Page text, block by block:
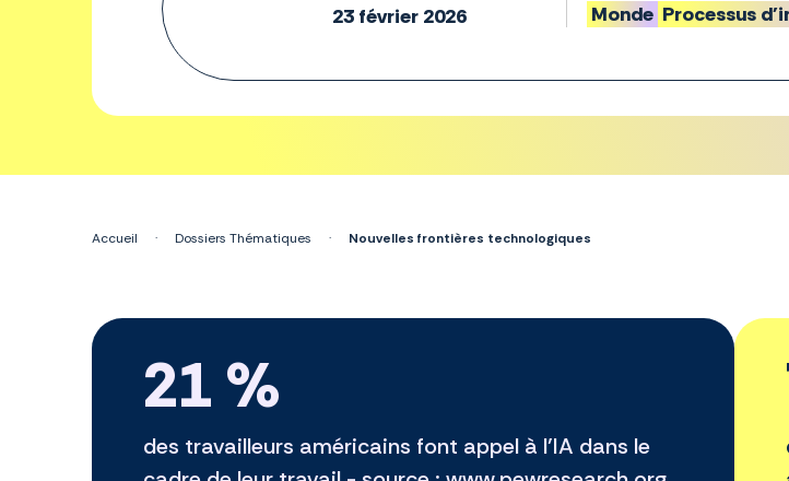
23 février 2026 Monde Processus
Accueil · Dossiers Thématiques · Nouvelles frontières technologiques
21 %
des travailleurs américains font appel à l’IA dans le